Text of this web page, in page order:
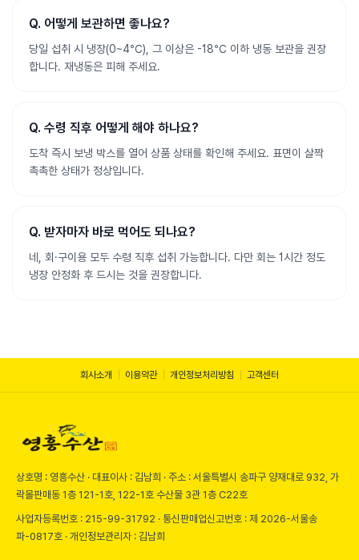
Q. 어떻게 보관하면 좋나요?
당일 섭취 시 냉장(0~4℃), 그 이상은 -18℃ 이하 냉동 보관을 권장
합니다. 재냉동은 피해 주세요.
Q. 수령 직후 어떻게 해야 하나요?
도착 즉시 보냉 박스를 열어 상품 상태를 확인해 주세요. 표면이 살짝
촉촉한 상태가 정상입니다.
Q. 받자마자 바로 먹어도 되나요?
네, 회·구이용 모두 수령 직후 섭취 가능합니다. 다만 회는 1시간 정도
냉장 안정화 후 드시는 것을 권장합니다.
회사소개 이용약관 개인정보처리방침 고객센터
상호명 : 영흥수산 · 대표이사 : 김남희 · 주소 : 서울특별시 송파구 양재대로 932, 가
락몰판매동 1층 121-1호, 122-1호 수산물 3관 1층 C22호
사업자등록번호 : 215-99-31792 · 통신판매업신고번호 : 제 2026-서울송
파-0817호 · 개인정보관리자 : 김남희